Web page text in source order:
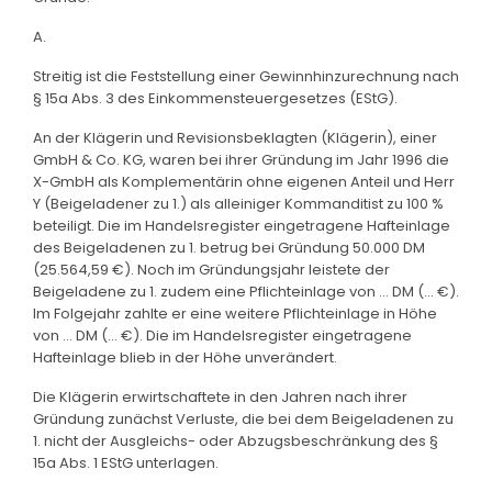
A.
Streitig ist die Feststellung einer Gewinnhinzurechnung nach
§ 15a Abs. 3 des Einkommensteuergesetzes (EStG).
An der Klägerin und Revisionsbeklagten (Klägerin), einer
GmbH & Co. KG, waren bei ihrer Gründung im Jahr 1996 die
X-GmbH als Komplementärin ohne eigenen Anteil und Herr
Y (Beigeladener zu 1.) als alleiniger Kommanditist zu 100 %
beteiligt. Die im Handelsregister eingetragene Hafteinlage
des Beigeladenen zu 1. betrug bei Gründung 50.000 DM
(25.564,59 €). Noch im Gründungsjahr leistete der
Beigeladene zu 1. zudem eine Pflichteinlage von ... DM (... €).
Im Folgejahr zahlte er eine weitere Pflichteinlage in Höhe
von ... DM (... €). Die im Handelsregister eingetragene
Hafteinlage blieb in der Höhe unverändert.
Die Klägerin erwirtschaftete in den Jahren nach ihrer
Gründung zunächst Verluste, die bei dem Beigeladenen zu
1. nicht der Ausgleichs- oder Abzugsbeschränkung des §
15a Abs. 1 EStG unterlagen.